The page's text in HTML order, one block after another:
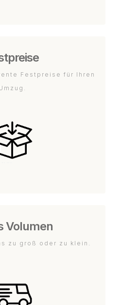
Festpreise für Ihren
Volumen
zu groß oder zu klein.